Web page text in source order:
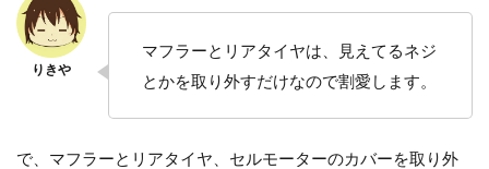
マフラーとリアタイヤは、見えてるネジ
とかを取り外すだけなので割愛します。
で、マフラーとリアタイヤ、セルモーターのカバーを取り外